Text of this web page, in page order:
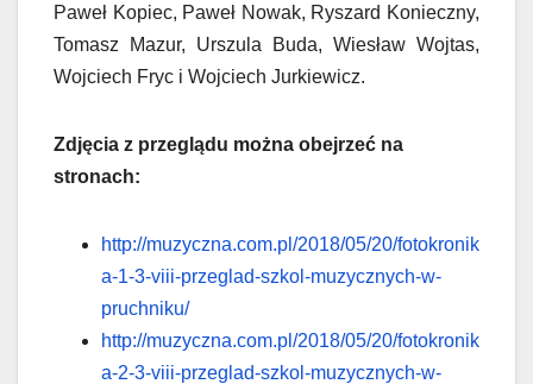
Paweł Kopiec, Paweł Nowak, Ryszard Konieczny,
Tomasz Mazur, Urszula Buda, Wiesław Wojtas,
Wojciech Fryc i Wojciech Jurkiewicz.
Zdjęcia z przeglądu można obejrzeć na
stronach:
http://muzyczna.com.pl/2018/05/20/fotokronik
a-1-3-viii-przeglad-szkol-muzycznych-w-
pruchniku/
http://muzyczna.com.pl/2018/05/20/fotokronik
a-2-3-viii-przeglad-szkol-muzycznych-w-